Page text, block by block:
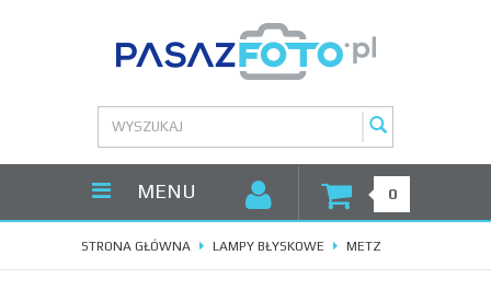
MENU 0
STRONA GŁÓWNA LAMPY BŁYSKOWE METZ